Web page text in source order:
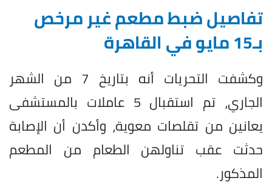
تفاصيل ضبط مطعم غير مرخص
بـ15 مايو في القاهرة
وكشفت التحريات أنه بتاريخ 7 من الشهر
الجاري، تم استقبال 5 عاملات بالمستشفى
يعانين من تقلصات معوية، وأكدن أن الإصابة
حدثت عقب تناولهن الطعام من المطعم
المذكور.